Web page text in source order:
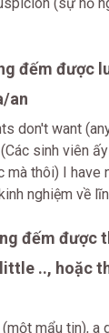
đếm được
an
don't want
sinh viên
mà thôi) I have
nghiệm về
đếm được
.., hoặc
mẩu tin), a